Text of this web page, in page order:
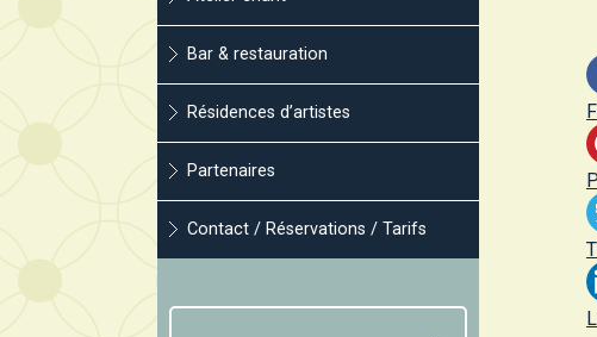
Bar & restauration
Résidences d’artistes
Partenaires
Contact / Réservations / Tarifs